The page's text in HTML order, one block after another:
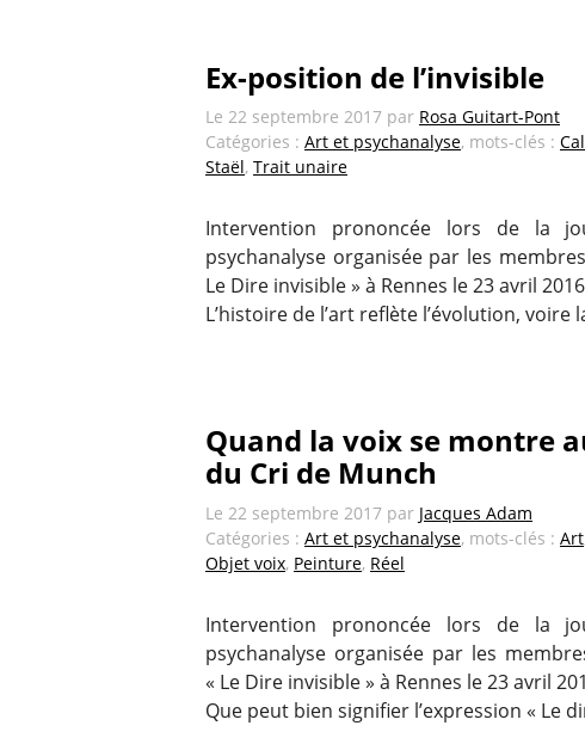
Ex-position de l’invisible
Le 22 septembre 2017 par Rosa Guitart-Pont
Catégories : Art et psychanalyse, mots-clés :
Staël, Trait unaire
Intervention prononcée lors de la
psychanalyse organisée par les
Le Dire invisible » à Rennes le 23 avril 2016
L’histoire de l’art reflète l’évolution,
Quand la voix se montre
du Cri de Munch
Le 22 septembre 2017 par Jacques Adam
Catégories : Art et psychanalyse, mots-clés : Art
Objet voix, Peinture, Réel
Intervention prononcée lors de la
psychanalyse organisée par les
« Le Dire invisible » à Rennes le 23 avril
Que peut bien signifier l’expression « Le